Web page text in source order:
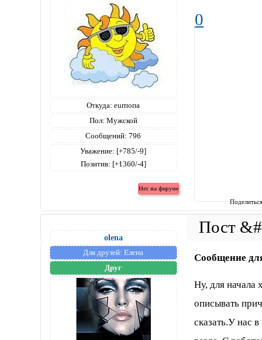
Откуда: eurпопа
Пол: Мужской
Сообщений: 796
Уважение: [+785/-9]
Позитив: [+1360/-4]
0
olena
Для друзей: Елена
Друг
Сообщение
Ну, для начала
описывать
сказать.У нас